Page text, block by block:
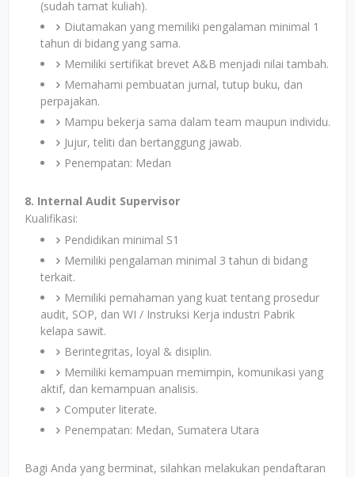
(sudah tamat kuliah).
Diutamakan yang memiliki pengalaman minimal 1
tahun di bidang yang sama.
Memiliki sertifikat brevet A&B menjadi nilai tambah.
Memahami pembuatan jurnal, tutup buku, dan
perpajakan.
Mampu bekerja sama dalam team maupun individu.
Jujur, teliti dan bertanggung jawab.
Penempatan: Medan
8. Internal Audit Supervisor
Kualifikasi:
Pendidikan minimal S1
Memiliki pengalaman minimal 3 tahun di bidang
terkait.
Memiliki pemahaman yang kuat tentang prosedur
audit, SOP, dan WI / Instruksi Kerja industri Pabrik
kelapa sawit.
Berintegritas, loyal & disiplin.
Memiliki kemampuan memimpin, komunikasi yang
aktif, dan kemampuan analisis.
Computer literate.
Penempatan: Medan, Sumatera Utara
Bagi Anda yang berminat, silahkan melakukan pendaftaran